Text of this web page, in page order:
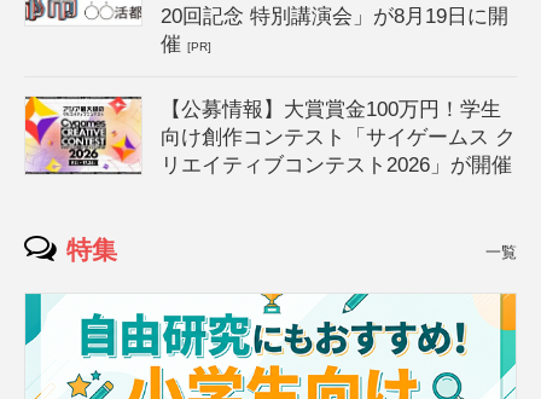
20回記念 特別講演会」が8月19日に開
催[PR]
【公募情報】大賞賞金100万円！学生
向け創作コンテスト「サイゲームス ク
リエイティブコンテスト2026」が開催
特集 一覧